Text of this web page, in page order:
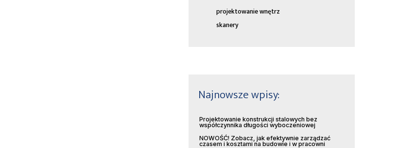
projektowanie wnętrz
skanery
Najnowsze wpisy:
Projektowanie konstrukcji stalowych bez
współczynnika długości wyboczeniowej
NOWOŚĆ! Zobacz, jak efektywnie zarządzać
czasem i kosztami na budowie i w pracowni